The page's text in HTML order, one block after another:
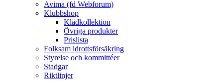
Avima (fd Webforum)
Klubbshop
Klädkollektion
Övriga produkter
Prislista
Folksam idrottsförsäkring
Styrelse och kommittéer
Stadgar
Riktlinjer